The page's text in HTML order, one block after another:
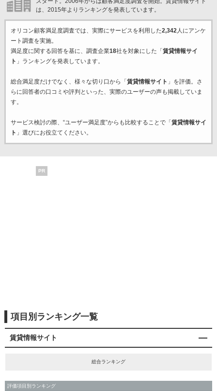
は、2015年よりランキングを発表しています。
オリコン顧客満足度調査では、実際にサービスを利用した2,342人にアンケ
ート調査を実施。
満足度に関する回答を基に、調査企業18社を対象にした「 賃貸情報サイ
ト 」ランキングを発表しています。
総合満足度だけでなく、様々な切り口から「 賃貸情報サイト 」を評価。さ
らに回答者の口コミや評判といった、実際のユーザーの声も掲載していま
す。
サービス検討の際、“ユーザー満足度”からも比較することで「 賃貸情報サイ
ト 」選びにお役立てください。
PR
項目別ランキング一覧
賃貸情報サイト
総合ランキング
評価項目別ランキング